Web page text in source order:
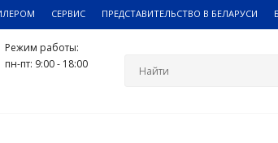
СЕРВИС ПРЕДСТАВИТЕЛЬСТВО В БЕЛАРУСИ
Режим работы:
пн-пт: 9:00 - 18:00